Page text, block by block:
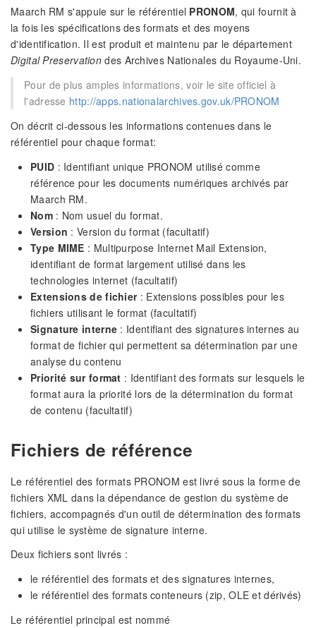
Maarch RM s'appuie sur le référentiel PRONOM, qui fournit à
la fois les spécifications des formats et des moyens
d'identification. Il est produit et maintenu par le département
Digital Preservation des Archives Nationales du Royaume-Uni.
Pour de plus amples informations, voir le site officiel à
l'adresse http://apps.nationalarchives.gov.uk/PRONOM
On décrit ci-dessous les informations contenues dans le
référentiel pour chaque format:
PUID : Identifiant unique PRONOM utilisé comme
référence pour les documents numériques archivés par
Maarch RM.
Nom: Nom usuel du format.
Version : Version du format (facultatif)
Type MIME : Multipurpose Internet Mail Extension,
identifiant de format largement utilisé dans les
technologies internet (facultatif)
Extensions de fichier: Extensions possibles pour les
fichiers utilisant le format (facultatif)
Signature interne : Identifiant des signatures internes au
format de fichier qui permettent sa détermination par une
analyse du contenu
Priorité sur format : Identifiant des formats sur lesquels le
format aura la priorité lors de la détermination du format
de contenu (facultatif)
Fichiers de référence
Le référentiel des formats PRONOM est livré sous la forme de
fichiers XML dans la dépendance de gestion du système de
fichiers, accompagnés d'un outil de détermination des formats
qui utilise le système de signature interne.
Deux fichiers sont livrés :
le référentiel des formats et des signatures internes,
le référentiel des formats conteneurs (zip, OLE et dérivés)
Le référentiel principal est nommé